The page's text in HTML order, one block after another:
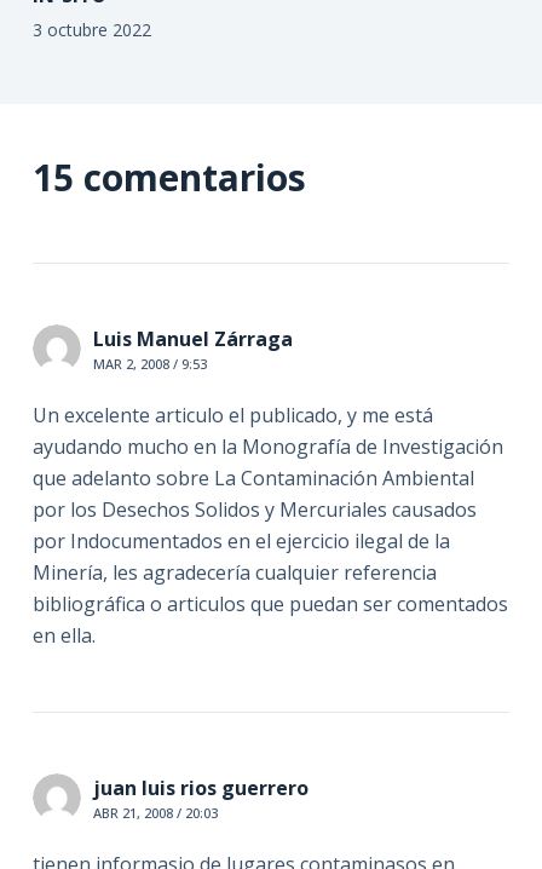
3 octubre 2022
15 comentarios
Luis Manuel Zárraga
MAR 2, 2008 / 9:53
Un excelente articulo el publicado, y me está
ayudando mucho en la Monografía de Investigación
que adelanto sobre La Contaminación Ambiental
por los Desechos Solidos y Mercuriales causados
por Indocumentados en el ejercicio ilegal de la
Minería, les agradecería cualquier referencia
bibliográfica o articulos que puedan ser comentados
en ella.
juan luis rios guerrero
ABR 21, 2008 / 20:03